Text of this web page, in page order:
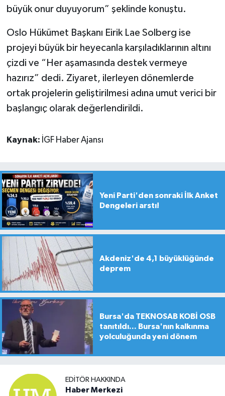
büyük onur duyuyorum” şeklinde konuştu.
Oslo Hükümet Başkanı Eirik Lae Solberg ise
projeyi büyük bir heyecanla karşıladıklarının altını
çizdi ve “Her aşamasında destek vermeye
hazırız” dedi. Ziyaret, ilerleyen dönemlerde
ortak projelerin geliştirilmesi adına umut verici bir
başlangıç olarak değerlendirildi.
Kaynak: İGF Haber Ajansı
Yeni Parti'den sonraki İlk Anket
Dengeleri arstı!
Akdeniz'de 4,1 büyüklüğünde
deprem
Bursa'da TEKNOSAB KOBİ OSB
tanıtıldı... Bursa'nın kalkınma
yolculuğunda yeni dönem
EDITÖR HAKKINDA
Haber Merkezi